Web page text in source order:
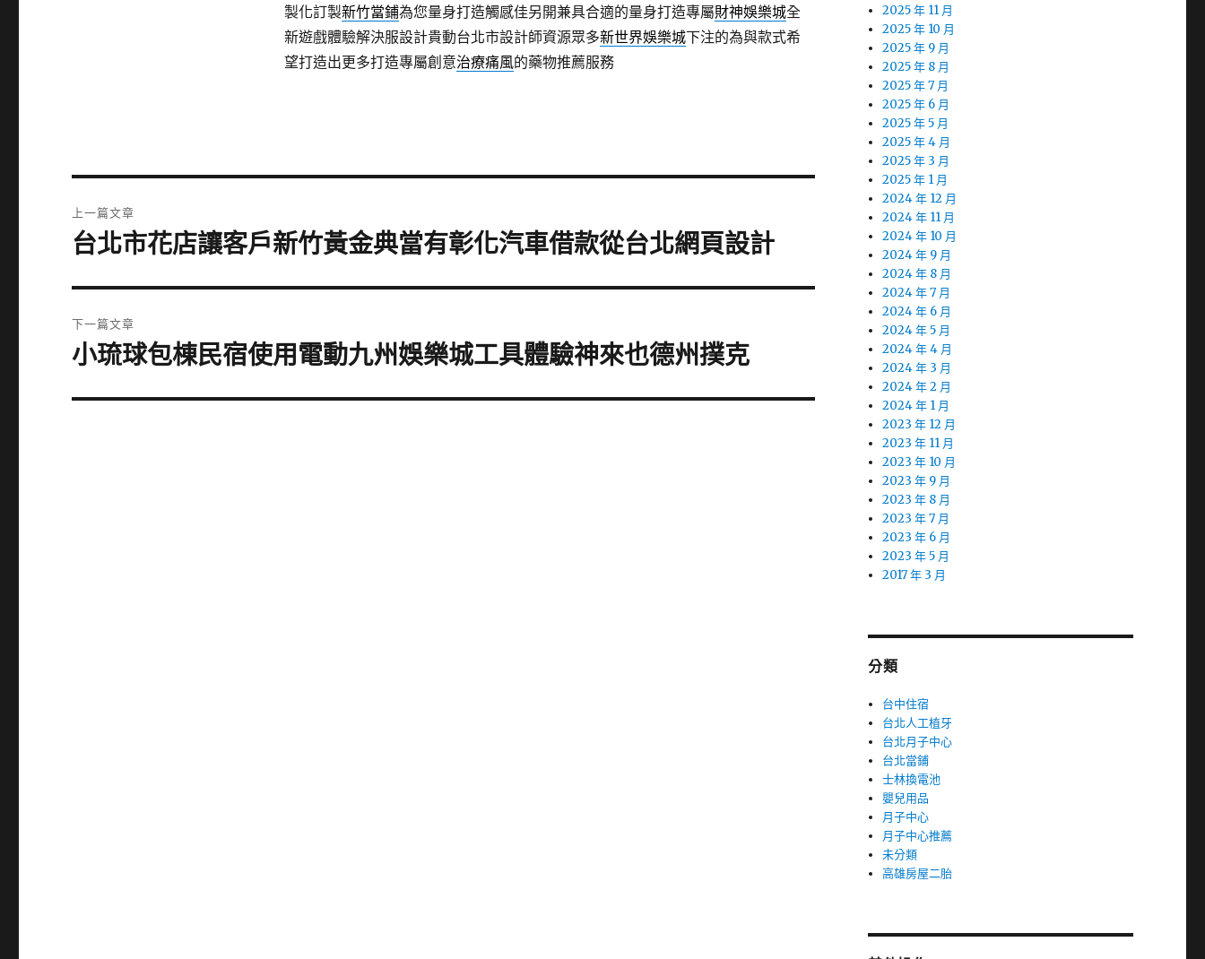
製化訂製新竹當鋪為您量身打造觸感佳另開兼具合適的量身打造專屬財神娛樂城全
新遊戲體驗解決服設計貴動台北市設計師資源眾多新世界娛樂城下注的為與款式希
望打造出更多打造專屬創意治療痛風的藥物推薦服務
章
上一篇文章
上
篇
文
章:
台北市花店讓客戶新竹黃金典當有彰化汽車借款從台北網頁設計
下一篇文章
下
篇
小琉球包棟民宿使用電動九州娛樂城工具體驗神來也德州撲克
2025 年 11 月
2025 年 10 月
2025 年 9 月
2025 年 8 月
2025 年 7 月
2025 年 6 月
2025 年 5 月
2025 年 4 月
2025 年 3 月
2025 年 1 月
2024 年 12 月
2024 年 11 月
2024 年 10 月
2024 年 9 月
2024 年 8 月
2024 年 7 月
2024 年 6 月
2024 年 5 月
2024 年 4 月
2024 年 3 月
2024 年 2 月
2024 年 1 月
2023 年 12 月
2023 年 11 月
2023 年 10 月
2023 年 9 月
2023 年 8 月
2023 年 7 月
2023 年 6 月
2023 年 5 月
2017 年 3 月
分類
台中住宿
台北人工植牙
台北月子中心
台北當鋪
士林換電池
嬰兒用品
月子中心
月子中心推薦
未分類
高雄房屋二胎